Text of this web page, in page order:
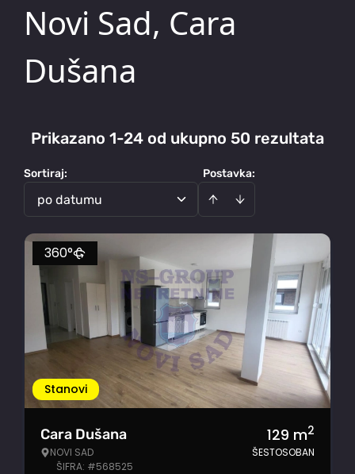
Novi Sad, Cara
Dušana
Prikazano 1-24 od ukupno 50 rezultata
Postavka:
Sortiraj:
po datumu
Stanovi
360°
Cara Dušana
NOVI SAD
ŠIFRA: #568525
129 m2
ŠESTOSOBAN